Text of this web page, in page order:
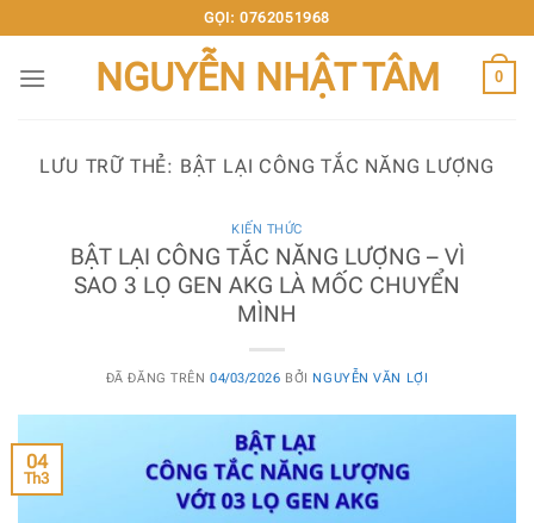
đến
nội
GỌI: 0762051968
NGUYỄN NHẬT TÂM 0
LƯU TRỮ THẺ: BẬT LẠI CÔNG TẮC NĂNG LƯỢNG
KIẾN THỨC
BẬT LẠI CÔNG TẮC NĂNG LƯỢNG – VÌ
SAO 3 LỌ GEN AKG LÀ MỐC CHUYỂN
MÌNH
ĐÃ ĐĂNG TRÊN 04/03/2026 BỞI NGUYỄN VĂN LỢI
04
Th3